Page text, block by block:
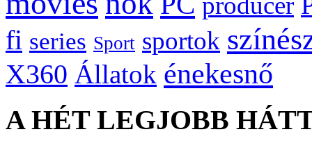
fi series Sport sportok
X360 Állatok énekesnő
A HÉT LEGJOBB